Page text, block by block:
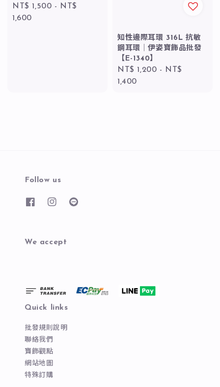
Regular
price
NT$ 1,500 - NT$
1,600
知性邊際耳環 316L 抗敏
鋼耳環｜伊姿寶飾品批發
【E-1340】
Regular
price
NT$ 1,200 -
NT$
1,400
Follow us
We accept
Quick links
批發規則說明
聯絡我們
寶飾觀點
網站地圖
特殊訂購